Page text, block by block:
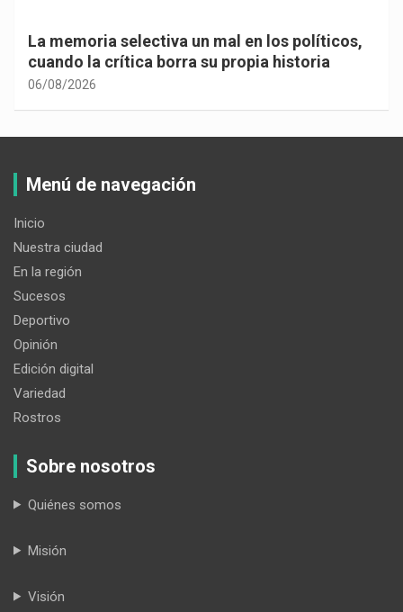
La memoria selectiva un mal en los políticos,
cuando la crítica borra su propia historia
06/08/2026
Menú de navegación
Inicio
Nuestra ciudad
En la región
Sucesos
Deportivo
Opinión
Edición digital
Variedad
Rostros
Sobre nosotros
Quiénes somos
Misión
Visión